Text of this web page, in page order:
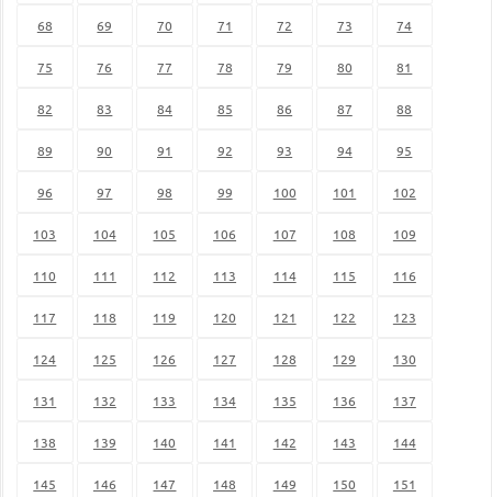
68 69 70 71 72 73 74
75 76 77 78 79 80 81
82 83 84 85 86 87 88
89 90 91 92 93 94 95
96 97 98 99 100 101 102
103 104 105 106 107 108 109
110 111 112 113 114 115 116
117 118 119 120 121 122 123
124 125 126 127 128 129 130
131 132 133 134 135 136 137
138 139 140 141 142 143 144
145 146 147 148 149 150 151